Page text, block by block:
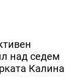
над седем
Калина